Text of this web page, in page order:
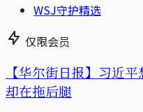
WSJ守护精选
仅限会员
【华尔街日报】习近
却在拖后腿